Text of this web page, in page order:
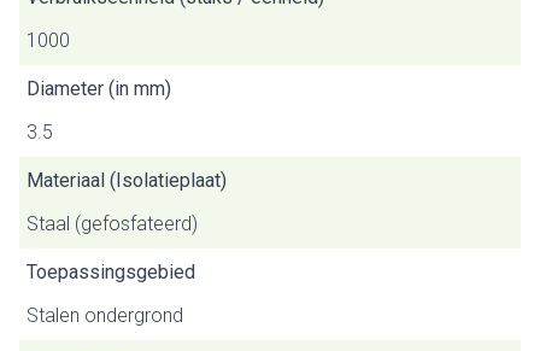
1000
Diameter (in mm)
3.5
Materiaal (Isolatieplaat)
Staal (gefosfateerd)
Toepassingsgebied
Stalen ondergrond